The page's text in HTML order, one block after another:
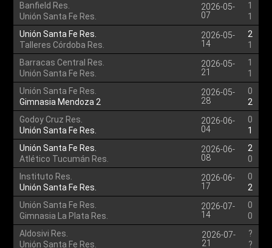
Banfield Res.
Unión Santa Fe Res.
2026-05-
07
1
1
Unión Santa Fe Res.
Talleres Córdoba Res.
2026-05-
14
2
1
Barracas Central Res.
Unión Santa Fe Res.
2026-05-
21
1
1
Unión Santa Fe Res.
Gimnasia Mendoza 2
2026-05-
28
0
2
Godoy Cruz Res.
Unión Santa Fe Res.
2026-06-
04
0
1
Unión Santa Fe Res.
Atlético Tucumán Res.
2026-06-
08
2
0
Instituto Res.
Unión Santa Fe Res.
2026-06-
17
0
2
Unión Santa Fe Res.
Gimnasia La Plata Res.
2026-07-
14
0
0
Aldosivi Res.
Unión Santa Fe Res.
2026-07-
21
?
?